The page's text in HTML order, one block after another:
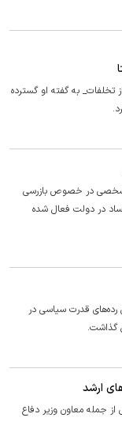
به گفته او گسترده
در خصوص بازرسی
فساد در دولت فعال شده
رده‌های قدرت سیاسی در
گذاشت.
ارشد
از جمله معاون وزیر دفاع